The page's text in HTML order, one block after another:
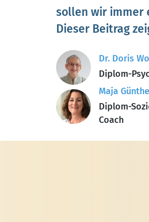
sollen wir immer
Dieser Beitrag
Dr. Doris
Diplom-
Maja
Diplom-
Coach